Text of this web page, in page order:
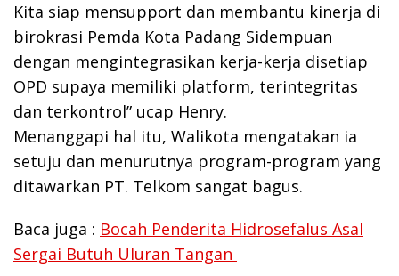
Kita siap mensupport dan membantu kinerja di
birokrasi Pemda Kota Padang Sidempuan
dengan mengintegrasikan kerja-kerja disetiap
OPD supaya memiliki platform, terintegritas
dan terkontrol” ucap Henry.
Menanggapi hal itu, Walikota mengatakan ia
setuju dan menurutnya program-program yang
ditawarkan PT. Telkom sangat bagus.
Baca juga : Bocah Penderita Hidrosefalus Asal
Sergai Butuh Uluran Tangan